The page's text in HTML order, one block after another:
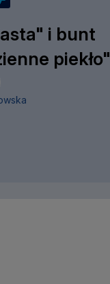
i bunt
piekło"